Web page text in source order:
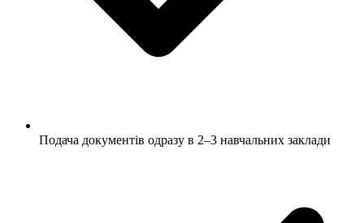
Подача документів одразу в 2–3 навчальних заклади